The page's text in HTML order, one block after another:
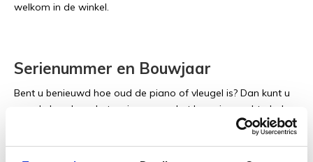
welkom in de winkel.
Serienummer en Bouwjaar
Bent u benieuwd hoe oud de piano of vleugel is? Dan kunt u
aan de hand van het serienummer het bouwjaar achterhalen.
Kopieer simpel weg het serienummer en vul het in, in onze